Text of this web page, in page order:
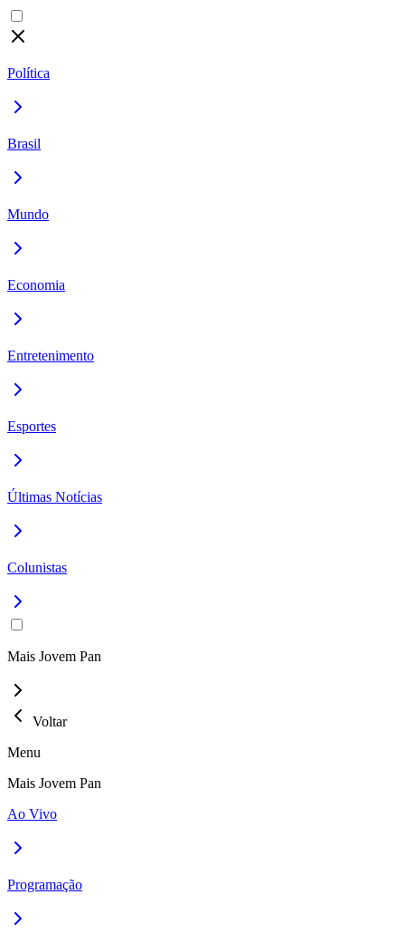
Política
Brasil
Mundo
Economia
Entretenimento
Esportes
Últimas Notícias
Colunistas
Mais Jovem Pan
Voltar
Menu
Mais Jovem Pan
Ao Vivo
Programação